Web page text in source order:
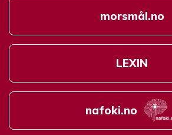
morsmål.no
LEXIN
nafoki.no